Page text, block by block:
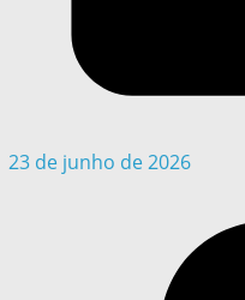
23 de junho de 2026